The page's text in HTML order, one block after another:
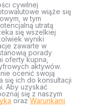
cywilnej
wiąże się
w tym
utratą
się wszelkiej
wyniki
zawarte w
porady
oferty kupna,
aktywów.
ocenić swoją
się ich do konsultacji
Aby uzyskać
się z naszym
orazWarunkami